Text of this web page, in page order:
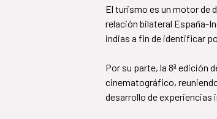
El turismo es un motor de
relación bilateral España-
indias a fin de identificar
Por su parte, la 8ª edición
cinematográfico,
desarrollo de experiencias